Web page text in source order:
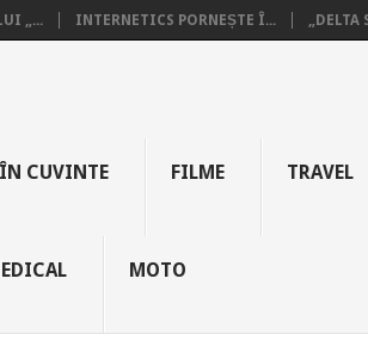
„... INTERNETICS PORNEȘTE Î... „DELTA
ÎN CUVINTE FILME TRAVEL
MOTO